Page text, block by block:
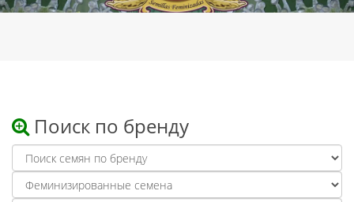
Поиск по бренду